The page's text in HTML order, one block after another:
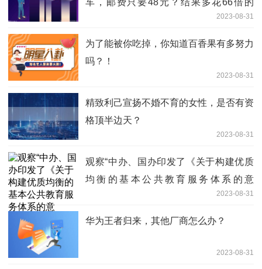
车，邮费只要48元？结果多花66倍的
2023-08-31
为了能被你吃掉，你知道百香果有多努力
吗？！
2023-08-31
精致利己宣扬不婚不育的女性，是否有资
格顶半边天？
2023-08-31
观察“中办、国办印发了《关于构建优质
均衡的基本公共教育服务体系的意
2023-08-31
华为王者归来，其他厂商怎么办？
2023-08-31